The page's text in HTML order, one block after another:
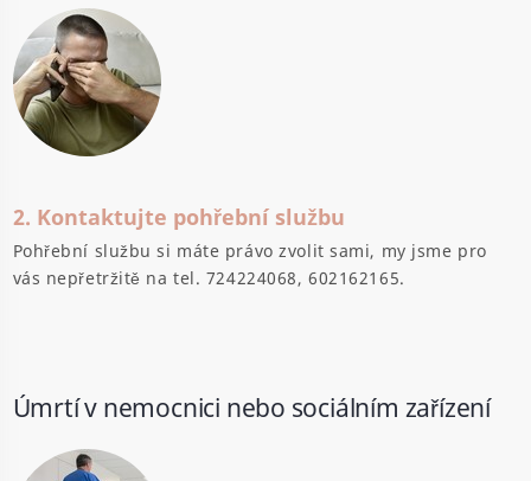
2. Kontaktujte pohřební službu
Pohřební službu si máte právo zvolit sami, my jsme pro
vás nepřetržitě na tel. 724224068, 602162165.
Úmrtí v nemocnici nebo sociálním zařízení